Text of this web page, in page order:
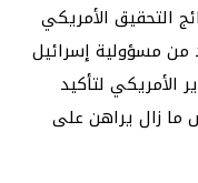
التحقيق الأمريكي
من مسؤولية إسرائيل
الأمريكي لتأكيد
ما زال يراهن على